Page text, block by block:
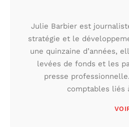
Julie Barbier est
stratégie et le
une quinzaine d’années,
levées de fonds et les
presse
comptables liés